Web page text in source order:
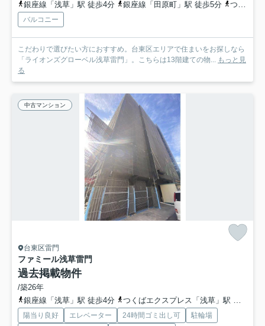
銀座線「浅草」駅 徒歩4分
銀座線「田原町」駅 徒歩5分 つくばエクスプレス「浅草」駅 徒歩6分
バルコニー
こだわりで選びたい方におすすめ。台東区エリアで住まいをお探しなら
「ライオンズグローベル浅草雷門」。こちらは13階建ての物... もっと見
る
中古マンション
台東区雷門
ファミール浅草雷門
過去掲載物件
/築26年
銀座線「浅草」駅 徒歩4分
つくばエクスプレス「浅草」駅 徒歩5分
陽当り良好 エレベーター 24時間ゴミ出し可
駐輪場